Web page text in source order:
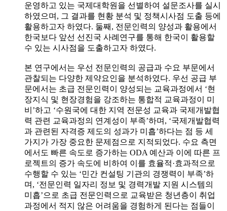
운영하고 있는 국제대학원을 선별하여 설문조사를 실시
하였으며, 그 결과를 현황 분석 및 정책시사점 도출 등에
활용하고자 하였다. 둘째, 전문인력의 양성과 활용에서
한국보다 앞선 선진국 사례연구를 통해 한국이 활용할
수 있는 시사점을 도출하고자 하였다.
본 연구에서는 우선 전문인력의 공급과 수요 부문에서
관찰되는 다양한 제약요인을 분석하였다. 우선 공급 부
문에서는 초급 전문인력이 양성되는 교육과정에서 ‘현
장지식 및 현장경험을 강조하는 통합적 교육과정이 미
비’하고 ‘수원국에 대한 지역 전문성 교육과 국제개발협
력 관련 교육과정의 연계성이 부족’하며, ‘국제개발협력
과 관련된 자격증 제도의 성과가 미흡’하다는 점 등 세
가지가 가장 중요한 문제점으로 지적되었다. 수요 측면
에서도 빠른 속도로 증가하는 ODA 예산과 이에 따른 프
로젝트의 증가 속도에 비하여 이를 효율적·효과적으로
수행할 수 있는 ‘민간 컨설팅 기관의 경쟁력이 부족’하
며, ‘전문인력 일자리 정보 및 경력개발 지원 시스템의
미흡’으로 초급 전문인력으로 교육받은 청년층이 취업
과정에서 적지 않은 어려움을 경험하게 된다는 점들이